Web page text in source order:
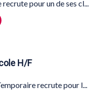
pour un de ses cl...
H/F
recrute pour l...